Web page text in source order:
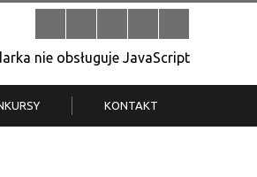
nie obsługuje JavaScript
KONTAKT